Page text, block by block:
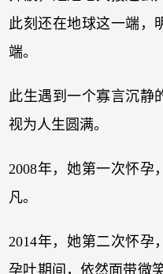
此刻还在地球这一端，
端。
此生遇到一个寡言沉静
视为人生圆满。
2008年，她第一次怀孕
凡。
2014年，她第二次怀孕
孕吐期间，依然面带微